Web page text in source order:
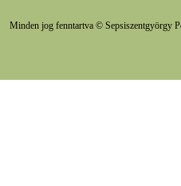
Minden jog fenntartva © Sepsiszentgyörgy